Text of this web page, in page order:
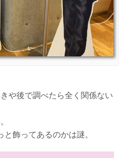
や後で調べたら全く関係ない
飾ってあるのかは謎。